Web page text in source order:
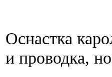
Оснастка
и проводка,